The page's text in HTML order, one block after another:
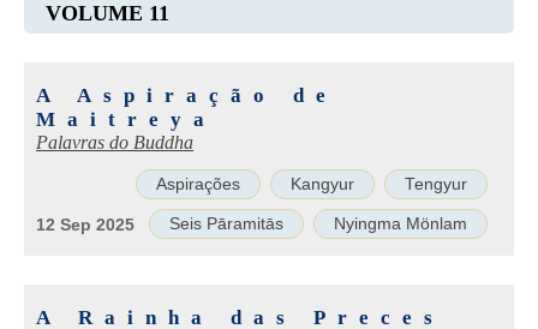
VOLUME 11
A Aspiração de
Maitreya
Palavras do Buddha
Aspirações Kangyur Tengyur
Seis Pāramitās Nyingma Mönlam
12 Sep 2025
A Rainha das Preces